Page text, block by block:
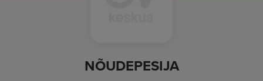
NÕUDEPESIJA